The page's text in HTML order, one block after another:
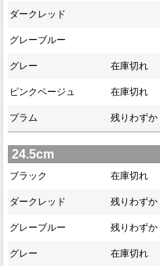
ダークレッド
グレーブルー
グレー 在庫切れ
ピンクベージュ 在庫切れ
プラム 残りわずか
24.5cm
ブラック 在庫切れ
ダークレッド 残りわずか
グレーブルー 残りわずか
グレー 在庫切れ